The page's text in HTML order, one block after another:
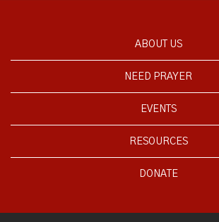
ABOUT US
NEED PRAYER
EVENTS
RESOURCES
DONATE